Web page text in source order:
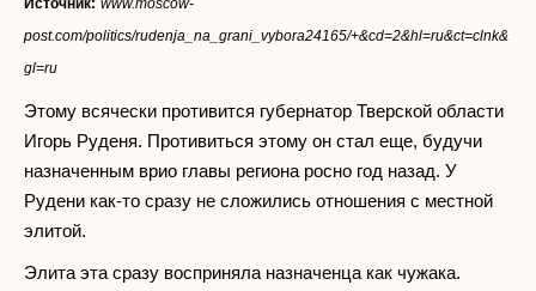
Источник: www.moscow-
post.com/politics/rudenja_na_grani_vybora24165/+&cd=2&hl=ru&ct=clnk&
gl=ru
Этому всячески противится губернатор Тверской области
Игорь Руденя. Противиться этому он стал еще, будучи
назначенным врио главы региона росно год назад. У
Рудени как-то сразу не сложились отношения с местной
элитой.
Элита эта сразу восприняла назначенца как чужака.